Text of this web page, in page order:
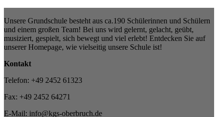
Unsere Grundschule besteht aus ca.190 Schülerinnen und Schülern
und einem großen Team! Bei uns wird gelernt, gelacht, geübt,
musiziert, gespielt, sich bewegt und viel erlebt! Entdecken Sie auf
unserer Homepage, wie vielseitig unsere Schule ist!
Kontakt
Telefon: +49 2452 61323
Fax: +49 2452 64271
E-Mail: info@kgs-oberbruch.de